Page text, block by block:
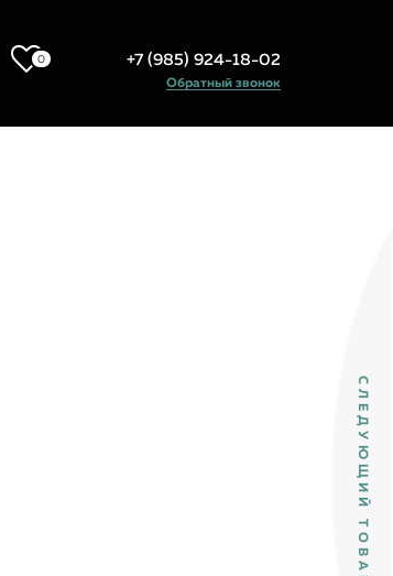
0 +7 (985) 924-18-02
Обратный звонок
СЛЕДУЮЩИЙ ТОВАР